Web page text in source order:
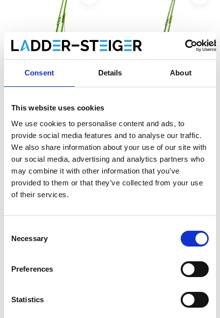
Consent Details About
This website uses cookies
We use cookies to personalise content and ads, to
provide social media features and to analyse our traffic.
We also share information about your use of our site with
our social media, advertising and analytics partners who
may combine it with other information that you’ve
provided to them or that they’ve collected from your use
of their services.
Selection
Necessary
Preferences
Statistics
Little Giant Hyperlite
SumoStance ladder 2x12
sporten
€1.059,00 Excl. Btw
Toevoegen
SumoStance ladder 2x14
sporten
€1.129,00 Excl. Btw
Toevoegen
Schuifladder met
touw
ladders. Elk
model heeft zijn eigen functie, maar allemaal zijn ze kwalitatief
uitvoering van werken op een aanzienlijke hoogte. Dankzij het
handige touwoptreksysteem van deze ladders bepaalt u